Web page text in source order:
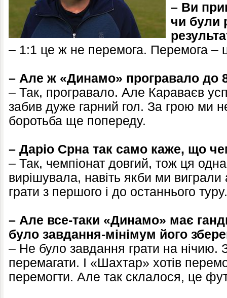
– Ви
чи були
– 1:1 це ж не перемога. Перемога –
– Але ж «Динамо» програвало до
– Так, програвало. Але Караваєв
забив дуже гарний гол. За грою ми
боротьба ще попереду.
– Даріо Срна так само каже, що
– Так, чемпіонат довгий, тож ця
вирішувала, навіть якби ми
грати з першого і до останнього туру.
– Але все-таки «Динамо» має
було завдання-мінімум його
– Не було завдання грати на нічию.
перемагати. І «Шахтар» хотів
перемогти. Але так склалося, це